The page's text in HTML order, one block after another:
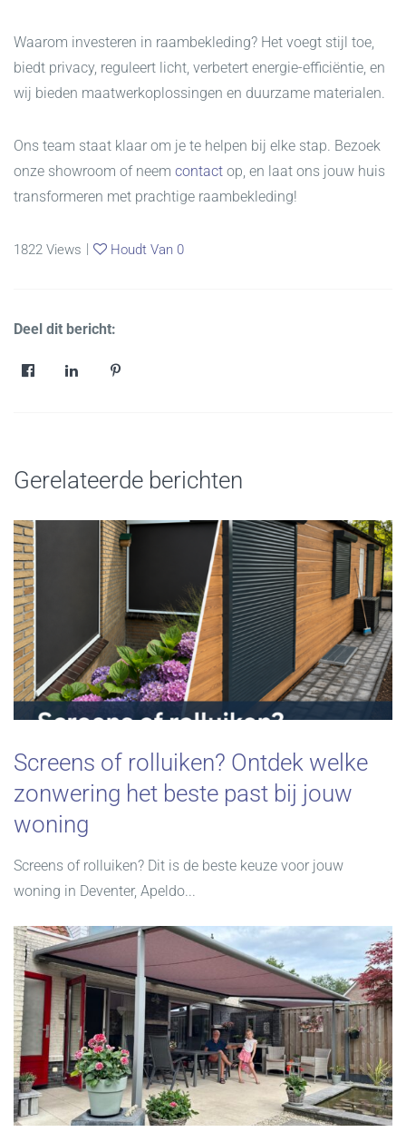
Waarom investeren in raambekleding? Het voegt stijl toe,
biedt privacy, reguleert licht, verbetert energie-efficiëntie, en
wij bieden maatwerkoplossingen en duurzame materialen.
Ons team staat klaar om je te helpen bij elke stap. Bezoek
onze showroom of neem contact op, en laat ons jouw huis
transformeren met prachtige raambekleding!
1822 Views | Houdt Van 0
Deel dit bericht:
Gerelateerde berichten
Screens of rolluiken? Ontdek welke
zonwering het beste past bij jouw
woning
Screens of rolluiken? Dit is de beste keuze voor jouw
woning in Deventer, Apeldo...